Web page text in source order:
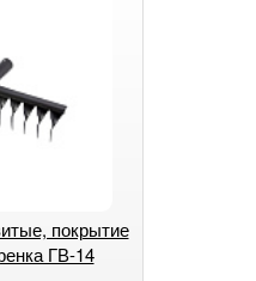
покрытие
ГВ-14